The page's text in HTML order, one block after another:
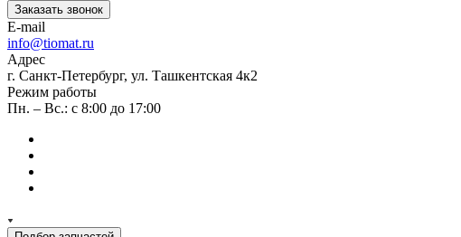
Заказать звонок
E-mail
info@tiomat.ru
Адрес
г. Санкт-Петербург, ул. Ташкентская 4к2
Режим работы
Пн. – Вс.: с 8:00 до 17:00